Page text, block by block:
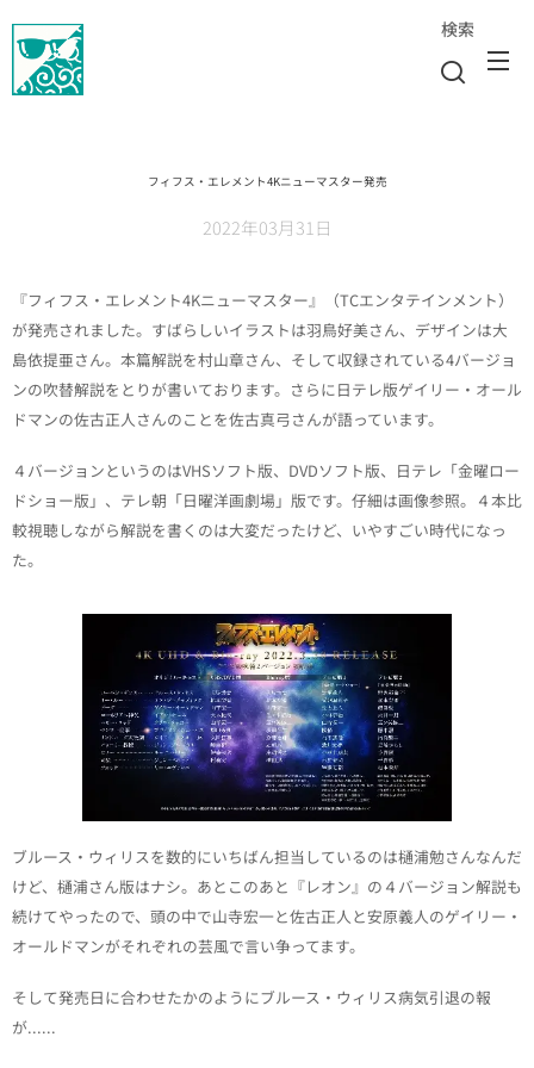
検索
フィフス・エレメント4Kニューマスター発売
2022年03月31日
『フィフス・エレメント4Kニューマスター』（TCエンタテインメント）
が発売されました。すばらしいイラストは羽鳥好美さん、デザインは大
島依提亜さん。本篇解説を村山章さん、そして収録されている4バージョ
ンの吹替解説をとりが書いております。さらに日テレ版ゲイリー・オール
ドマンの佐古正人さんのことを佐古真弓さんが語っています。
４バージョンというのはVHSソフト版、DVDソフト版、日テレ「金曜ロー
ドショー版」、テレ朝「日曜洋画劇場」版です。仔細は画像参照。４本比
較視聴しながら解説を書くのは大変だったけど、いやすごい時代になっ
た。
ブルース・ウィリスを数的にいちばん担当しているのは樋浦勉さんなんだ
けど、樋浦さん版はナシ。あとこのあと『レオン』の４バージョン解説も
続けてやったので、頭の中で山寺宏一と佐古正人と安原義人のゲイリー・
オールドマンがそれぞれの芸風で言い争ってます。
そして発売日に合わせたかのようにブルース・ウィリス病気引退の報
が......